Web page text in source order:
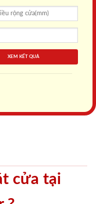
XEM KẾT QUẢ
cửa tại